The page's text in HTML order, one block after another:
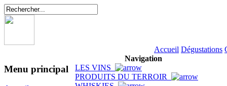
Accueil Dégustations
Menu principal
Navigation
LES VINS
PRODUITS DU TERROIR